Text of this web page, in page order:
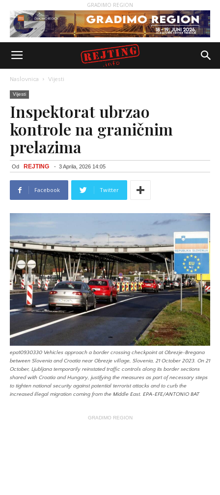
GRADIMO REGION
Naslovnica Vijesti
Vijesti
Inspektorat ubrzao
kontrole na graničnim
prelazima
Od REJTING - 3 Aprila, 2026 14:05
Facebook Twitter
epa10930330 Vehicles approach a border crossing checkpoint at Obrezje-Bregana
between Slovenia and Croatia near Obrezje village, Slovenia, 21 October 2023. On 21
October, Ljubljana temporarily reinstated traffic controls along its border sections
shared with Croatia and Hungary, justifying the measures as part of necessary steps
to tighten national security against potential terrorist attacks and to curb the
increased illegal migration coming from the Middle East. EPA-EFE/ANTONIO BAT
GRADIMO REGION